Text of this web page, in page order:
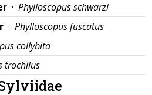
· Phylloscopus schwarzi
· Phylloscopus fuscatus
collybita
trochilus